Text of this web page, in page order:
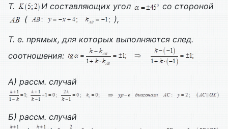
Т.
И составляющих угол
со стороной
(
),
Т. е. прямых, для которых выполняются след.
соотношения:
А) рассм. случай
Б) рассм. случай